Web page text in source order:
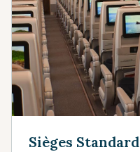
Sièges Standard